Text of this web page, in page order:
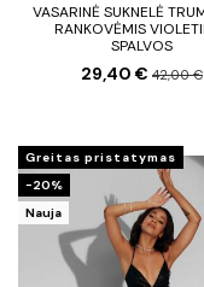
VASARINĖ SUKNELĖ
RANKOVĖMIS
SPALVOS
29,40 € 42,00 €
Greitas pristatymas
−20%
Nauja